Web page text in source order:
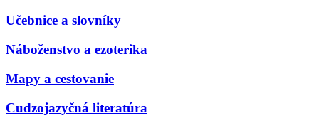
Učebnice a slovníky
Náboženstvo a ezoterika
Mapy a cestovanie
Cudzojazyčná literatúra